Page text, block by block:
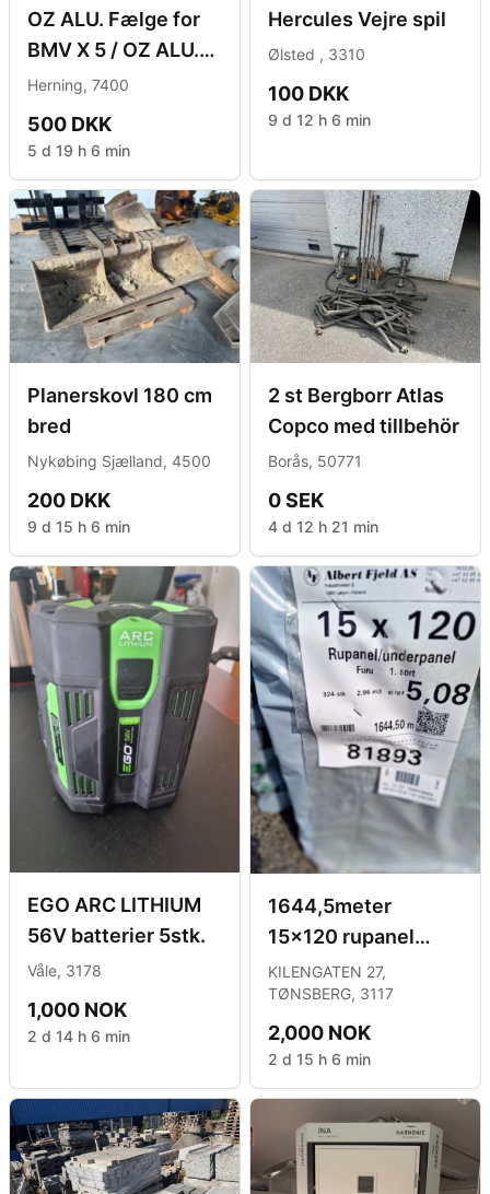
OZ ALU. Fælge for
BMV X 5 / OZ ALU.
Rims for BMV X 5
Herning, 7400
500 DKK
5 d 19 h 6 min
Hercules Vejre spil
Ølsted , 3310
100 DKK
9 d 12 h 6 min
Planerskovl 180 cm
bred
Nykøbing Sjælland, 4500
200 DKK
9 d 15 h 6 min
2 st Bergborr Atlas
Copco med tillbehör
Borås, 50771
0 SEK
4 d 12 h 21 min
EGO ARC LITHIUM
56V batterier 5stk.
Våle, 3178
1,000 NOK
2 d 14 h 6 min
1644,5meter
15x120 rupanel
180m2
KILENGATEN 27,
TØNSBERG, 3117
2,000 NOK
2 d 15 h 6 min